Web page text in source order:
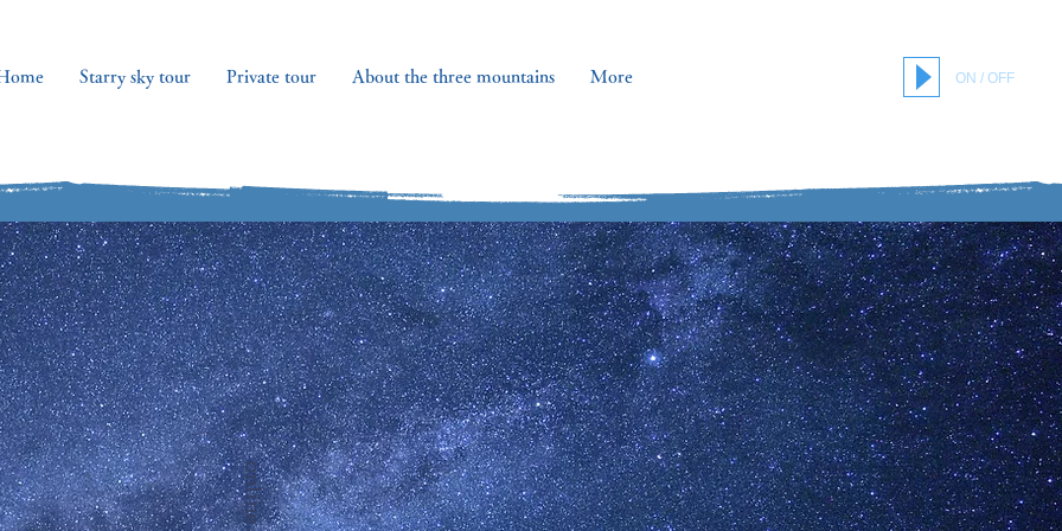
Starry sky tour Private tour About the three mountains More ON / OFF